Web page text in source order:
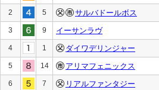
2 5 サルバドールボス
3 9 イーサンラヴ
4 1 ダイワデリンジャー
5 14 アリマフェニックス
6 7 リアルファンタジー